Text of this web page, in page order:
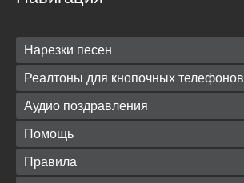
Нарезки песен
Реалтоны для кнопочных телефонов
Аудио поздравления
Помощь
Правила